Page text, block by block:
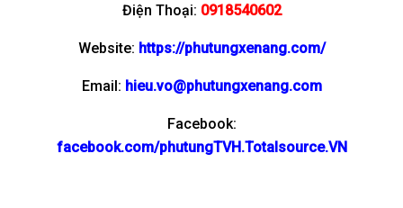
Điện Thoại: 0918540602
Website: https://phutungxenang.com/
Email: hieu.vo@phutungxenang.com
Facebook:
facebook.com/phutungTVH.Totalsource.VN